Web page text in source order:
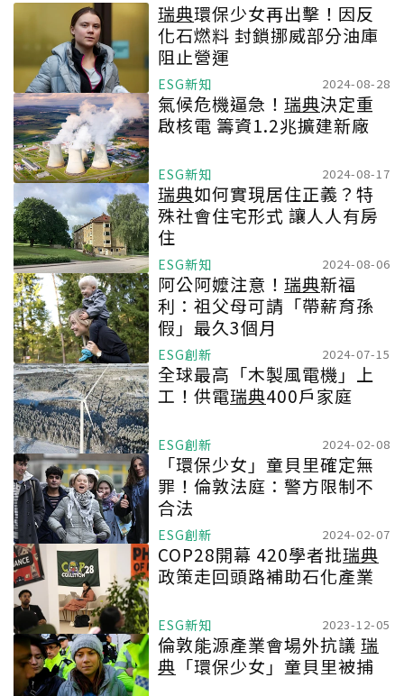
瑞典環保少女再出擊！因反
化石燃料 封鎖挪威部分油庫
阻止營運
ESG新知 2024-08-28
氣候危機逼急！ 瑞典決定重
啟核電 籌資1.2兆擴建新廠
ESG新知 2024-08-17
瑞典如何實現居住正義？特
殊社會住宅形式 讓人人有房
住
ESG新知 2024-08-06
阿公阿嬤注意！ 瑞典新福
利：祖父母可請「帶薪育孫
假」最久3個月
ESG創新 2024-07-15
全球最高「木製風電機」上
工！供電瑞典400戶家庭
ESG創新 2024-02-08
「環保少女」童貝里確定無
罪！倫敦法庭：警方限制不
合法
ESG創新 2024-02-07
COP28開幕 420學者批瑞典
政策走回頭路補助石化產業
ESG新知 2023-12-05
倫敦能源產業會場外抗議 瑞
典 「環保少女」童貝里被捕